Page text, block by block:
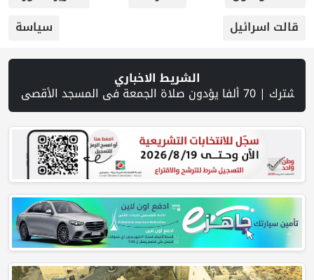
قالت اسرائيل
سياسة
الشريط الاخباري